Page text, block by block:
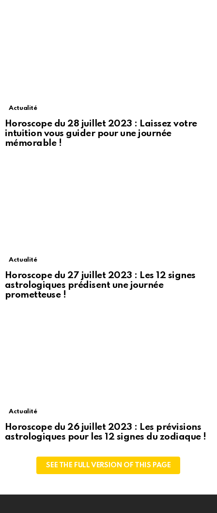
Actualité
Horoscope du 28 juillet 2023 : Laissez votre
intuition vous guider pour une journée
mémorable !
Actualité
Horoscope du 27 juillet 2023 : Les 12 signes
astrologiques prédisent une journée
prometteuse !
Actualité
Horoscope du 26 juillet 2023 : Les prévisions
astrologiques pour les 12 signes du zodiaque !
SEE THE FULL VERSION OF THIS PAGE